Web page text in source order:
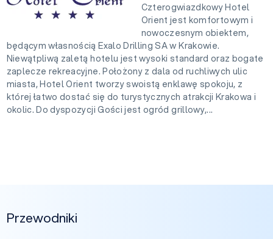
Czterogwiazdkowy Hotel
Orient jest komfortowym i
nowoczesnym obiektem,
będącym własnością Exalo Drilling SA w Krakowie.
Niewątpliwą zaletą hotelu jest wysoki standard oraz bogate
zaplecze rekreacyjne. Położony z dala od ruchliwych ulic
miasta, Hotel Orient tworzy swoistą enklawę spokoju, z
której łatwo dostać się do turystycznych atrakcji Krakowa i
okolic. Do dyspozycji Gości jest ogród grillowy,...
Przewodniki